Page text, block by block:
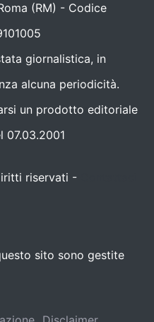
(RM) - Codice
giornalistica, in
alcuna periodicità.
un prodotto editoriale
07.03.2001
riservati -
sito sono gestite